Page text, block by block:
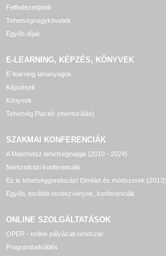
Felfedezettjeink
Tehetségnagykövetek
Egyéb díjak
E-LEARNING, KÉPZÉS, KÖNYVEK
E-learning tananyagok
Képzések
Könyvek
Tehetség Piactér (mentorálás)
SZAKMAI KONFERENCIÁK
A Matehetsz tehetségnapjai (2010 - 2024)
Nemzetközi konferenciák
Ez is tehetséggondozás! Elmélet és módszerek (2013)
Egyéb, további rendezvények, konferenciák
ONLINE SZOLGÁLTATÁSOK
OPER - online pályázati rendszer
Programbeküldés